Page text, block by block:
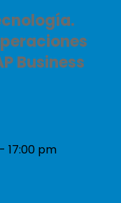
Business
17:00 pm